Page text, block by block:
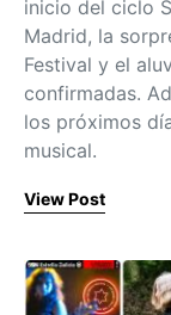
inicio del ciclo
Madrid, la
Festival y el
confirmadas.
los próximos
musical.
View Post